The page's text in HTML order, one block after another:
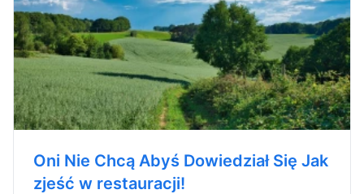
Oni Nie Chcą Abyś Dowiedział Się Jak
zjeść w restauracji!